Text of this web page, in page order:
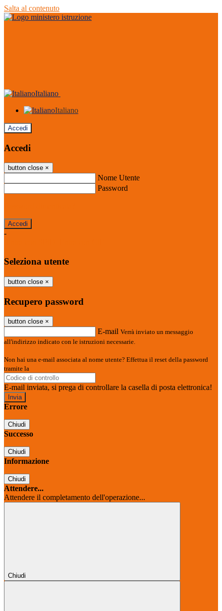
Salta al contenuto
Italiano
Italiano
Accedi
Accedi
button close ×
Nome Utente
Password
-
Seleziona utente
button close ×
Recupero password
button close ×
E-mail Verrà inviato un messaggio
all'indirizzo indicato con le istruzioni necessarie.
Non hai una e-mail associata al nome utente? Effettua il reset della password
tramite la
E-mail inviata, si prega di controllare la casella di posta elettronica!
Errore
Chiudi
Successo
Chiudi
Informazione
Chiudi
Attendere...
Attendere il completamento dell'operazione...
Chiudi